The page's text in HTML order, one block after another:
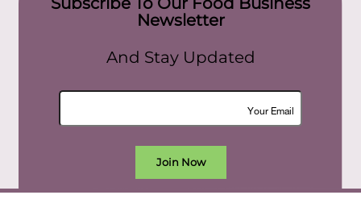
Newsletter
And Stay Updated
Join Now